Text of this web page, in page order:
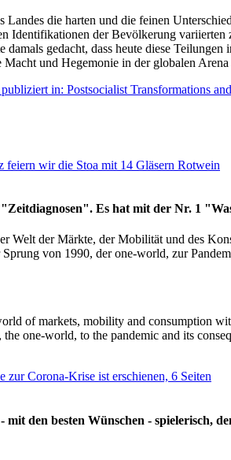
die harten und die feinen
der Bevölkerung
gedacht, dass heute diese
und Hegemonie in der globalen Arena
in: Postsocialist Transformations
feiern wir die Stoa mit 14 Gläsern Rotwein
Es hat mit der Nr. 1
Welt der Märkte, der Mobilität und des
von 1990, der one-world, zur
of markets, mobility and consumption
one-world, to the pandemic and its
Corona-Krise ist erschienen, 6 Seiten
den besten Wünschen - spielerisch,